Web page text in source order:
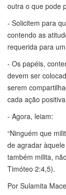
outra o que pode
- Solicitem para
contendo as
requerida para
- Os papéis,
devem ser
serem
cada ação
- Agora, leiam:
“Ninguém que
de agradar
também milita,
Timóteo 2:4,5).
Por Sulamita